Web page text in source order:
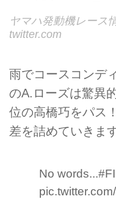
ヤマハ発動機レース
twitter.com
雨でコースコンデ
のA.ローズは驚異
位の高橋巧をパス
差を詰めていきま
No words...